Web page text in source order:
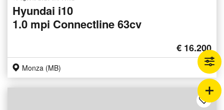
Hyundai i10
1.0 mpi Connectline 63cv
€ 16.200
Monza (MB)